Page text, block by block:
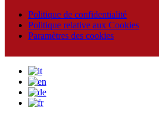
Politique de confidentialité
Politique relative aux Cookies
Paramètres des cookies